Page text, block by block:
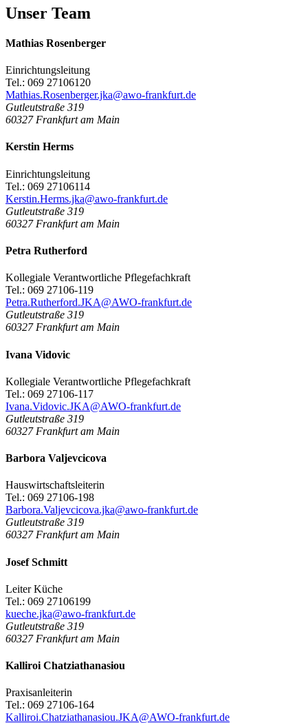
Unser Team
Mathias Rosenberger
Einrichtungsleitung
Tel.: 069 27106120
Mathias.Rosenberger.jka@awo-frankfurt.de
Gutleutstraße 319
60327 Frankfurt am Main
Kerstin Herms
Einrichtungsleitung
Tel.: 069 27106114
Kerstin.Herms.jka@awo-frankfurt.de
Gutleutstraße 319
60327 Frankfurt am Main
Petra Rutherford
Kollegiale Verantwortliche Pflegefachkraft
Tel.: 069 27106-119
Petra.Rutherford.JKA@AWO-frankfurt.de
Gutleutstraße 319
60327 Frankfurt am Main
Ivana Vidovic
Kollegiale Verantwortliche Pflegefachkraft
Tel.: 069 27106-117
Ivana.Vidovic.JKA@AWO-frankfurt.de
Gutleutstraße 319
60327 Frankfurt am Main
Barbora Valjevcicova
Hauswirtschaftsleiterin
Tel.: 069 27106-198
Barbora.Valjevcicova.jka@awo-frankfurt.de
Gutleutstraße 319
60327 Frankfurt am Main
Josef Schmitt
Leiter Küche
Tel.: 069 27106199
kueche.jka@awo-frankfurt.de
Gutleutstraße 319
60327 Frankfurt am Main
Kalliroi Chatziathanasiou
Praxisanleiterin
Tel.: 069 27106-164
Kalliroi.Chatziathanasiou.JKA@AWO-frankfurt.de